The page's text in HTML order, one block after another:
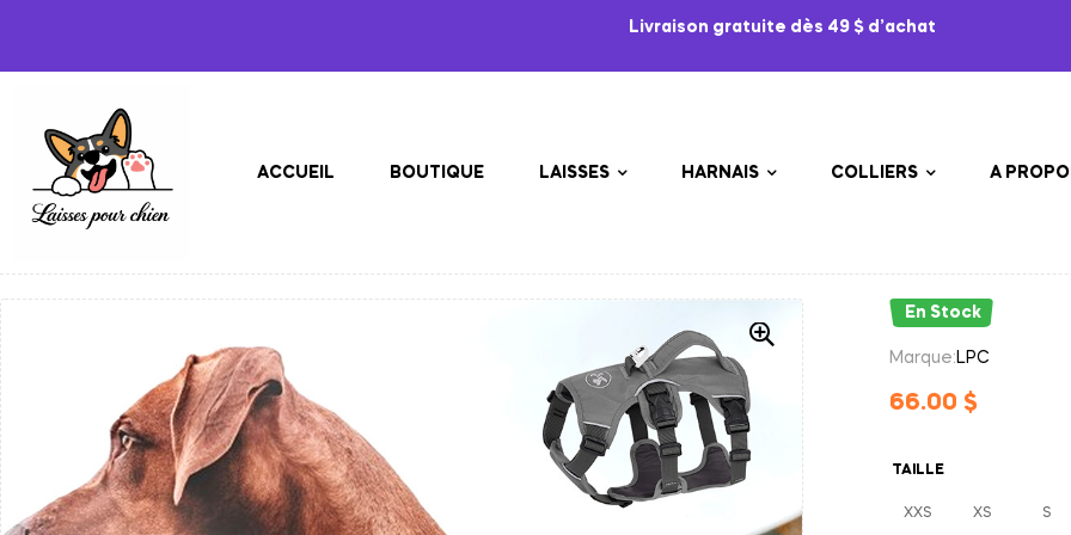
Livraison gratuite dès 49 $ d’achat
ACCUEIL BOUTIQUE LAISSES HARNAIS COLLIERS A
En Stock
Marque: LPC
66.00 $
TAILLE
XXS XS S